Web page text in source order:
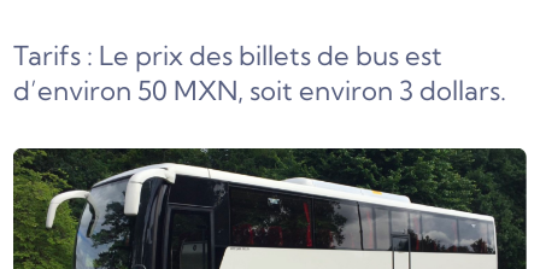
Tarifs : Le prix des billets de bus est
d’environ 50 MXN, soit environ 3 dollars.